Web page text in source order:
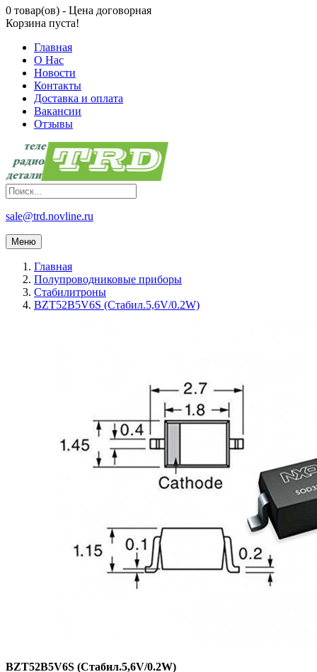
0 товар(ов) - Цена договорная
Корзина пуста!
Главная
О Нас
Новости
Контакты
Доставка и оплата
Вакансии
Отзывы
sale@trd.novline.ru
Меню
Главная
Полупроводниковые приборы
Стабилитроны
BZT52B5V6S (Стабил.5,6V/0.2W)
BZT52B5V6S (Стабил.5,6V/0.2W)